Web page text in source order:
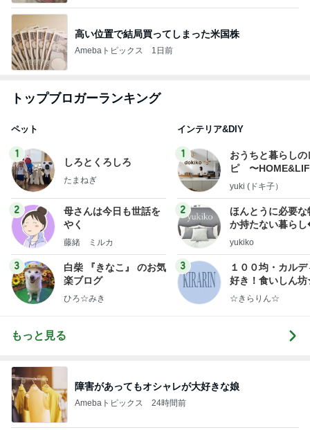
高い位置で結局買ってしまった米国株
Amebaトピックス 1日前
トップブロガーランキング
ペット
1
しろとくろしろ
たまねぎ
2
母さんは今日も世話を
やく
藤緒 ミルカ
3
白柴 『きなこ』 のお気
楽ブログ
ひろ☆みき
インテリア&DIY
1
おうちと暮らしの
ピ 〜
yuki (ドキ子）
2
ほんとうに必要な
か持たない暮ら
ep Life Simple◆
yukiko
3
１００均・カルデ
好き！食いしん
らりん☆のブログ
☆きらりん☆
もっと見る
障害があってもオシャレが大好きな娘
Amebaトピックス 24時間前